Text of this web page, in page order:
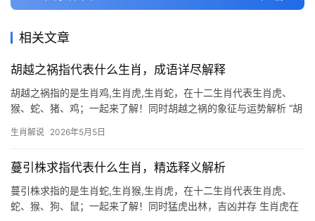
相关文章
胡越之祸指代表什么生肖，成语详尽解释
胡越之祸指的是生肖鸡,生肖虎,生肖蛇，在十二生肖代表生肖虎、
猴、蛇、猪、鸡；一起来了解！同时胡越之祸的象征与运势解析 “胡
类是非，明年甲辰年（2024），生肖虎与太岁相克，上半年事业恐
生肖解说 2026年5月5日
蔓引株求指代表什么生肖，精选释义解析
蔓引株求指的是生肖蛇,生肖猴,生肖虎，在十二生肖代表生肖虎、
蛇、猴、狗、鼠；一起来了解！同时猛虎出林，吉凶并存 生肖虎在